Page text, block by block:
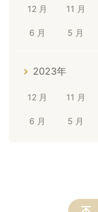
12 月 11 月
6 月 5 月
2023年
12 月 11 月
6 月 5 月